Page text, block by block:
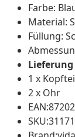
Farbe:
Material:
Füllung:
1 x
2 x Ohr